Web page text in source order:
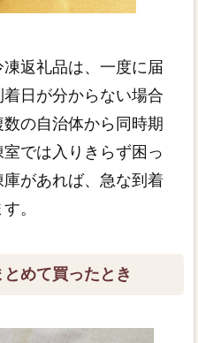
返礼品は、一度に届
日が分からない場合
の自治体から同時期
では入りきらず困っ
があれば、急な到着
。
めて買ったとき